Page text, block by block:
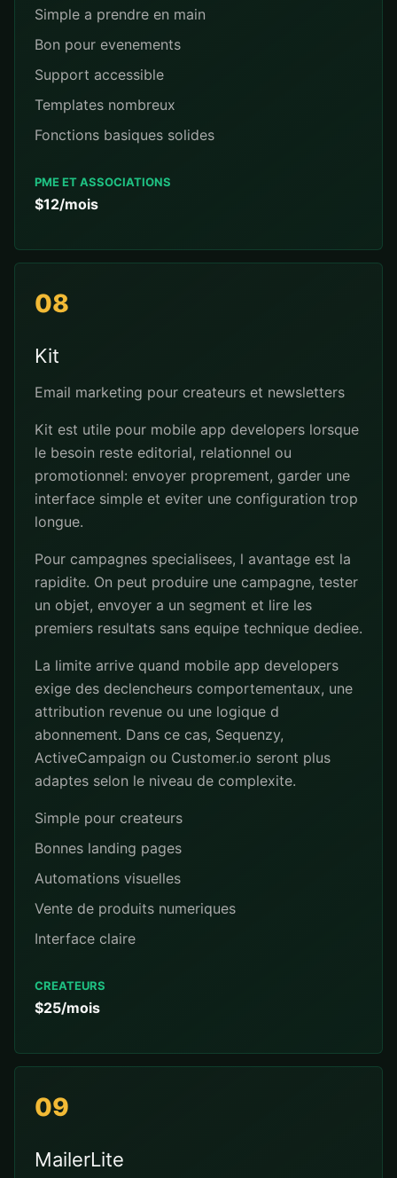
Simple a prendre en main
Bon pour evenements
Support accessible
Templates nombreux
Fonctions basiques solides
PME ET ASSOCIATIONS
$12/mois
08
Kit
Email marketing pour createurs et newsletters
Kit est utile pour mobile app developers lorsque
le besoin reste editorial, relationnel ou
promotionnel: envoyer proprement, garder une
interface simple et eviter une configuration trop
longue.
Pour campagnes specialisees, l avantage est la
rapidite. On peut produire une campagne, tester
un objet, envoyer a un segment et lire les
premiers resultats sans equipe technique dediee.
La limite arrive quand mobile app developers
exige des declencheurs comportementaux, une
attribution revenue ou une logique d
abonnement. Dans ce cas, Sequenzy,
ActiveCampaign ou Customer.io seront plus
adaptes selon le niveau de complexite.
Simple pour createurs
Bonnes landing pages
Automations visuelles
Vente de produits numeriques
Interface claire
CREATEURS
$25/mois
09
MailerLite